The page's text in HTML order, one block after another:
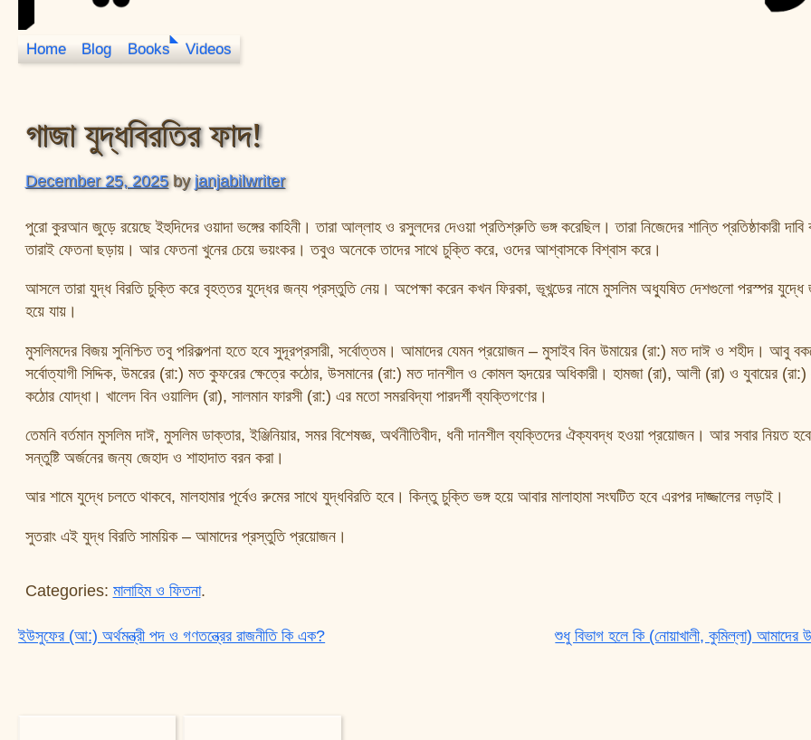
Home Blog Books Videos
গাজা যুদ্ধবিরতির ফাদ!
December 25, 2025 byjanjabilwriter
পুরো কুরআন জুড়ে রয়েছে ইহুদিদের ওয়াদা ভঙ্গের কাহিনী। তারা আল্লাহ ও রসুলদের দেওয়া প্রতিশ্রুতি ভঙ্গ করেছিল। তারা নিজেদের শান্তি প্রতিষ্ঠাকারী
তারাই ফেতনা ছড়ায়। আর ফেতনা খুনের চেয়ে ভয়ংকর। তবুও অনেকে তাদের সাথে চুক্তি করে, ওদের আশ্বাসকে বিশ্বাস করে।
আসলে তারা যুদ্ধ বিরতি চুক্তি করে বৃহত্তর যুদ্ধের জন্য প্রস্তুতি নেয়। অপেক্ষা করেন কখন ফিরকা, ভূখন্ডের নামে মুসলিম অধ্যুষিত দেশগুলো পরস্পর যুদ্ধে
হয়ে যায়।
মুসলিমদের বিজয় সুনিশ্চিত তবু পরিকল্পনা হতে হবে সুদূরপ্রসারী, সর্বোত্তম। আমাদের যেমন প্রয়োজন – মুসাইব বিন উমায়ের (রা:) মত দাঈ ও শহীদ। আবু
সর্বোত্যাগী সিদ্দিক, উমরের (রা:) মত কুফরের ক্ষেত্রে কঠোর, উসমানের (রা:) মত দানশীল ও কোমল হৃদয়ের অধিকারী। হামজা (রা), আলী (রা) ও যুবায়ের
কঠোর যোদ্ধা। খালেদ বিন ওয়ালিদ (রা), সালমান ফারসী (রা:) এর মতো সমরবিদ্যা পারদর্শী ব্যক্তিগণের।
তেমনি বর্তমান মুসলিম দাঈ, মুসলিম ডাক্তার, ইঞ্জিনিয়ার, সমর বিশেষজ্ঞ, অর্থনীতিবীদ, ধনী দানশীল ব্যক্তিদের ঐক্যবদ্ধ হওয়া প্রয়োজন। আর সবার নিয়ত
সন্তুষ্টি অর্জনের জন্য জেহাদ ও শাহাদাত বরন করা।
আর শামে যুদ্ধে চলতে থাকবে, মালহামার পূর্বেও রুমের সাথে যুদ্ধবিরতি হবে। কিন্তু চুক্তি ভঙ্গ হয়ে আবার মালাহামা সংঘটিত হবে এরপর দাজ্জালের লড়াই।
সুতরাং এই যুদ্ধ বিরতি সাময়িক – আমাদের প্রস্তুতি প্রয়োজন।
Categories: মালাহিম ও ফিতনা.
Post navigation
ইউসুফের (আ:) অর্থমন্ত্রী পদ ও গণতন্ত্রের রাজনীতি কি এক? শুধু বিভাগ হলে কি (নোয়াখালী, কুমিল্লা)